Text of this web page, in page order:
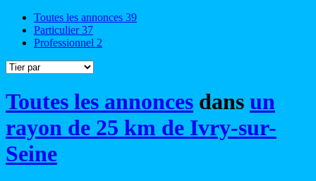
Toutes les annonces 39
Particulier37
Professionnel 2
Toutes les annonces dans un
rayon de 25 km de Ivry-sur-
Seine